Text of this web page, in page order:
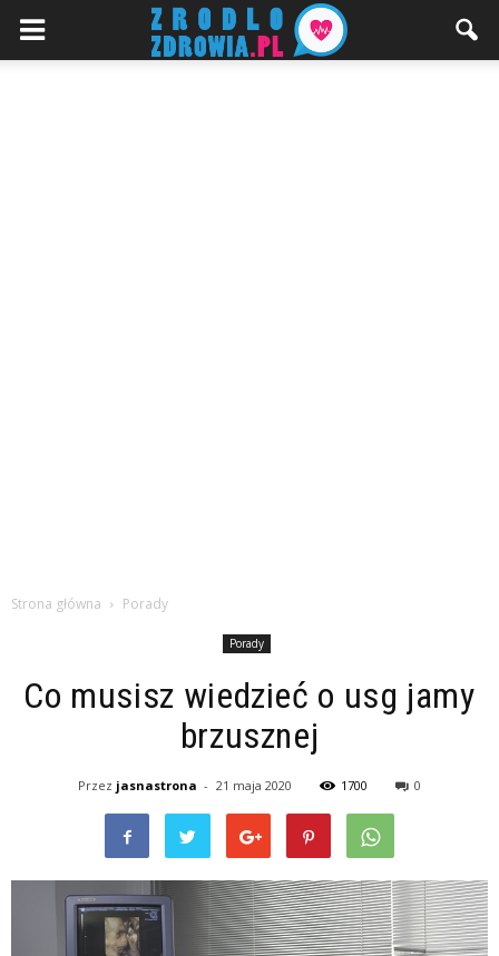
Strona główna Porady
Porady
Co musisz wiedzieć o usg jamy
brzusznej
Przez jasnastrona - 21 maja 2020 1700 0